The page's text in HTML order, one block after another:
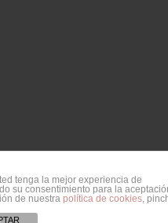
| Fotógrafo de Bodas
MACIAS
tenga la mejor experiencia de
su consentimiento para la
de nuestra política de cookies,